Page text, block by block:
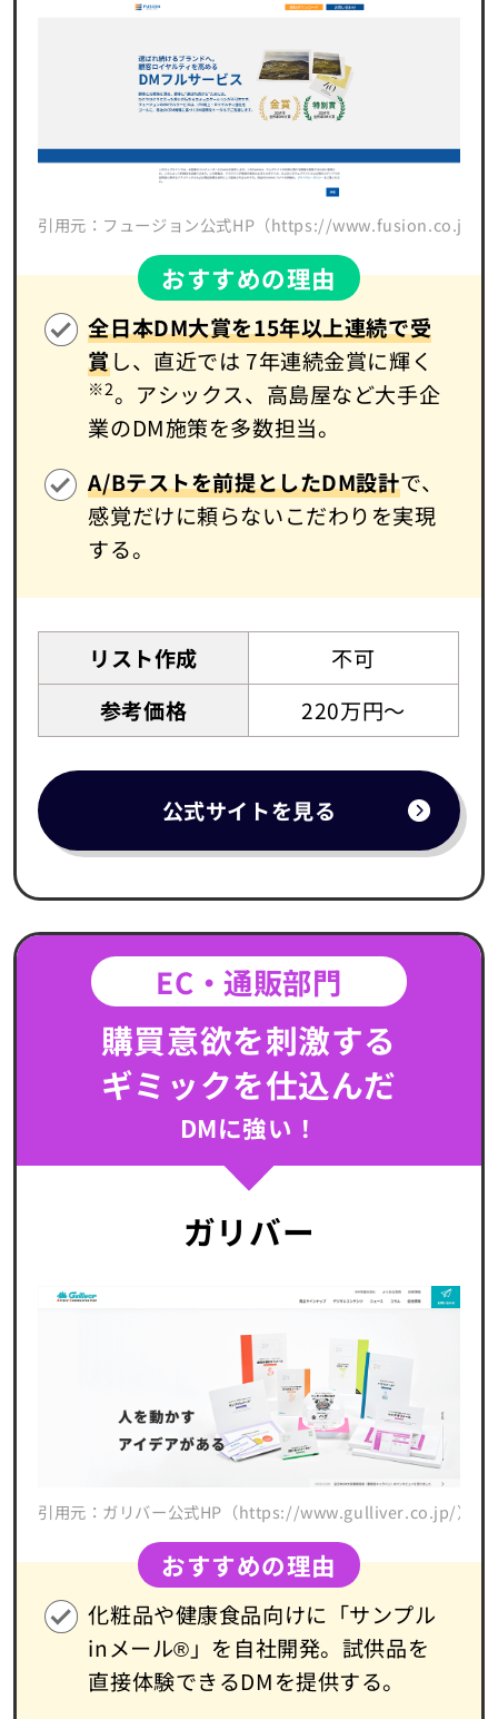
引用元：フュージョン公式HP（https://www.fusion.co.jp/
おすすめの理由
全日本DM大賞を15年以上連続で受
賞し、直近では 7年連続金賞に輝く
※2。アシックス、高島屋など大手企
業のDM施策を多数担当。
A/Bテストを前提としたDM設計で、
感覚だけに頼らないこだわりを実現
する。
リスト作成
不可
参考価格
220万円～
公式サイトを見る
EC・通販部門
購買意欲を刺激する
ギミックを仕込んだ
DMに強い！
ガリバー
引用元：ガリバー公式HP（https://www.gulliver.co.jp/）
おすすめの理由
化粧品や健康食品向けに「サンプル
inメール®」を自社開発。試供品を
直接体験できるDMを提供する。